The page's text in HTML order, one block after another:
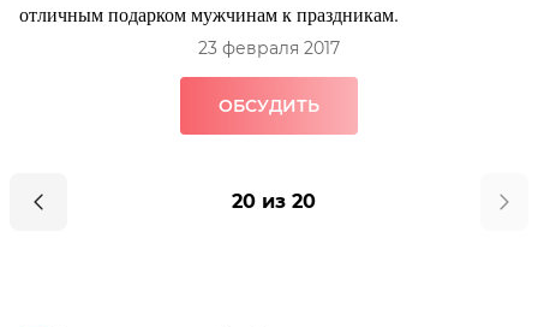
отличным подарком мужчинам к праздникам.
23 февраля 2017
ОБСУДИТЬ
20 из 20